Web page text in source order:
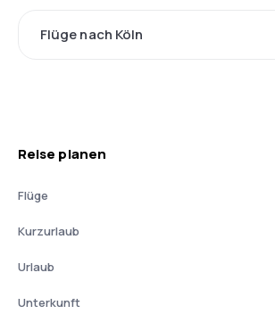
Flüge nach Köln
Reise planen
Flüge
Kurzurlaub
Urlaub
Unterkunft